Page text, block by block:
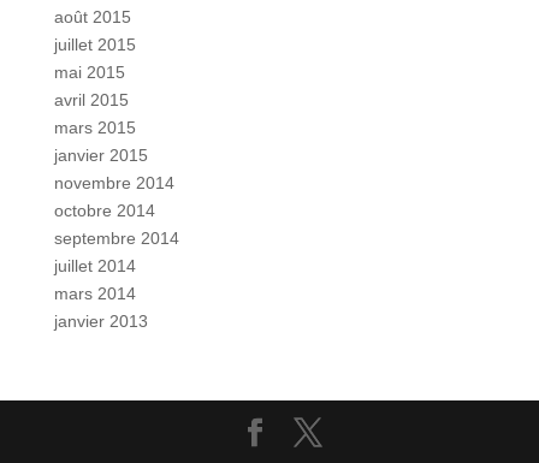
août 2015
juillet 2015
mai 2015
avril 2015
mars 2015
janvier 2015
novembre 2014
octobre 2014
septembre 2014
juillet 2014
mars 2014
janvier 2013